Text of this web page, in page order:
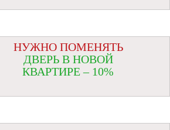
НУЖНО ПОМЕНЯТЬ
ДВЕРЬ В НОВОЙ
КВАРТИРЕ – 10%